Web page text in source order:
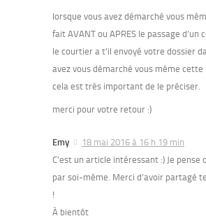
lorsque vous avez démarché vous
fait AVANT ou APRES le passage d’un
le courtier a t’il envoyé votre dossier
avez vous démarché vous même
cela est très important de le préciser.
merci pour votre retour :)
Emy
18 mai 2016 à 16 h 19 min
C’est un article intéressant :) Je pense
par soi-même. Merci d’avoir partagé
!
À bientôt